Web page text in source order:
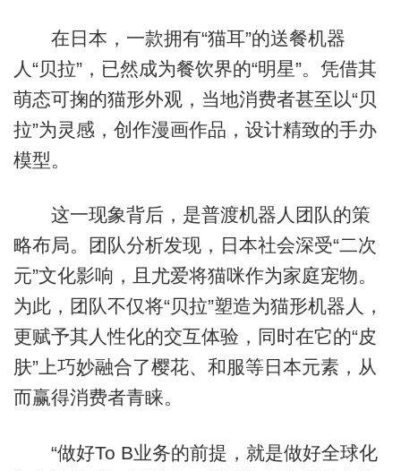
在日本，一款拥有“猫耳”的送餐机器
人“贝拉”，已然成为餐饮界的“明星”。凭借其
萌态可掬的猫形外观，当地消费者甚至以“贝
拉”为灵感，创作漫画作品，设计精致的手办
模型。
这一现象背后，是普渡机器人团队的策
略布局。团队分析发现，日本社会深受“二次
元”文化影响，且尤爱将猫咪作为家庭宠物。
为此，团队不仅将“贝拉”塑造为猫形机器人，
更赋予其人性化的交互体验，同时在它的“皮
肤”上巧妙融合了樱花、和服等日本元素，从
而赢得消费者青睐。
“做好To B业务的前提，就是做好全球化